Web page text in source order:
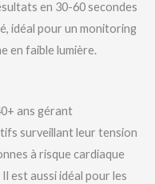
en 30-60 secondes
idéal pour un monitoring
en faible lumière.
ans gérant
surveillant leur tension
à risque cardiaque
est aussi idéal pour les